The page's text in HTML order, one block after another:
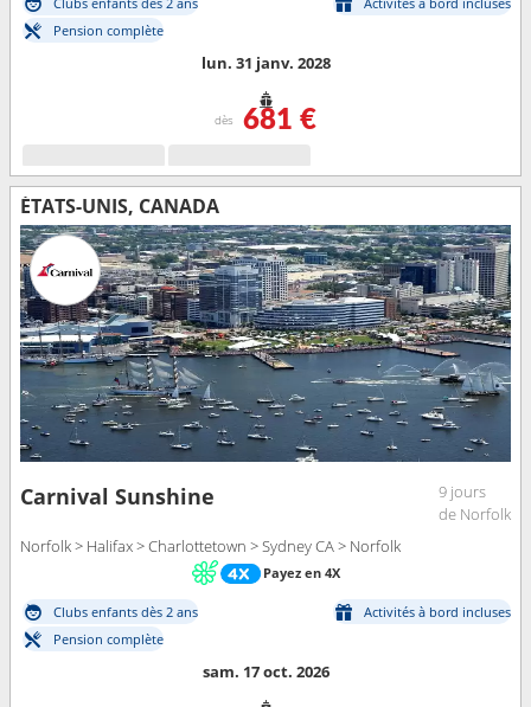
Pension complète
lun. 31 janv. 2028
dès 681 €
ÉTATS-UNIS, CANADA
Carnival Sunshine
9 jours
de Norfolk
Norfolk > Halifax > Charlottetown > Sydney CA > Norfolk
Payez en 4X
Clubs enfants dès 2 ans
Activités à bord incluses
Pension complète
sam. 17 oct. 2026